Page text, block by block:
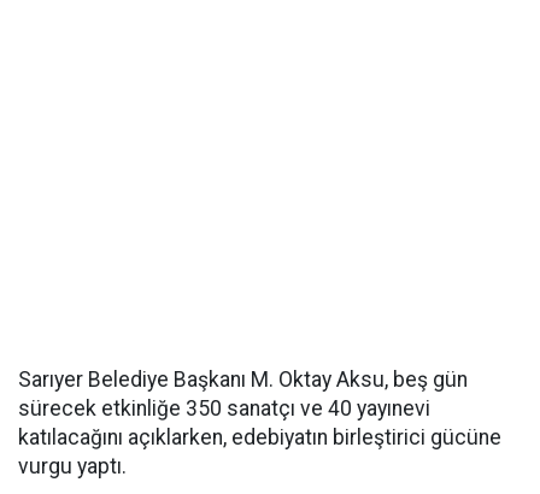
Sarıyer Belediye Başkanı M. Oktay Aksu, beş gün
sürecek etkinliğe 350 sanatçı ve 40 yayınevi
katılacağını açıklarken, edebiyatın birleştirici gücüne
vurgu yaptı.